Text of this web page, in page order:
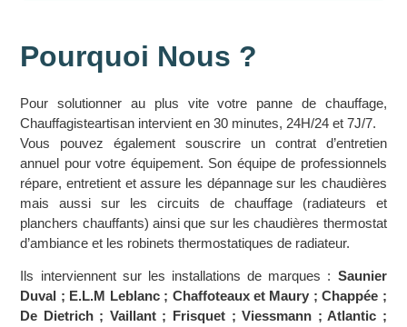
Pourquoi Nous ?
Pour solutionner au plus vite votre panne de chauffage,
Chauffagisteartisan intervient en 30 minutes, 24H/24 et 7J/7.
Vous pouvez également souscrire un contrat d’entretien
annuel pour votre équipement. Son équipe de professionnels
répare, entretient et assure les dépannage sur les chaudières
mais aussi sur les circuits de chauffage (radiateurs et
planchers chauffants) ainsi que sur les chaudières thermostat
d’ambiance et les robinets thermostatiques de radiateur.
Ils interviennent sur les installations de marques : Saunier
Duval ; E.L.M Leblanc ; Chaffoteaux et Maury ; Chappée ;
De Dietrich ; Vaillant ; Frisquet ; Viessmann ; Atlantic ;